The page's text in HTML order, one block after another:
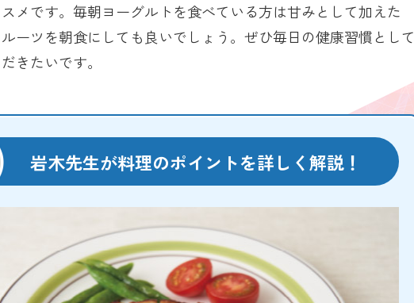
メです。毎朝ヨーグルトを食べている方は甘みとして加えた
ーツを朝食にしても良いでしょう。ぜひ毎日の健康習慣として
きたいです。
岩木先生が料理のポイントを詳しく解説！